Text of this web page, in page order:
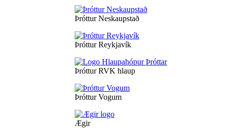
Þróttur Neskaupstað
Þróttur Reykjavík
Þróttur RVK hlaup
Þróttur Vogum
Ægir